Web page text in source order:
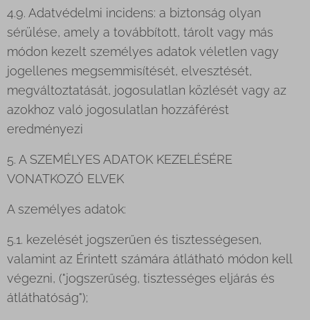
4.9. Adatvédelmi incidens: a biztonság olyan
sérülése, amely a továbbított, tárolt vagy más
módon kezelt személyes adatok véletlen vagy
jogellenes megsemmisítését, elvesztését,
megváltoztatását, jogosulatlan közlését vagy az
azokhoz való jogosulatlan hozzáférést
eredményezi
5. A SZEMÉLYES ADATOK KEZELÉSÉRE
VONATKOZÓ ELVEK
A személyes adatok:
5.1. kezelését jogszerűen és tisztességesen,
valamint az Érintett számára átlátható módon kell
végezni, ("jogszerűség, tisztességes eljárás és
átláthatóság");